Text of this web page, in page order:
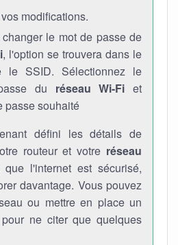
modifications.
le mot de passe de
, l'option se trouvera dans le
le SSID. Sélectionnez le
du réseau Wi-Fi et
passe souhaité
défini les détails de
routeur et votre réseau
que l'internet est sécurisé,
davantage. Vous pouvez
ou mettre en place un
ne citer que quelques